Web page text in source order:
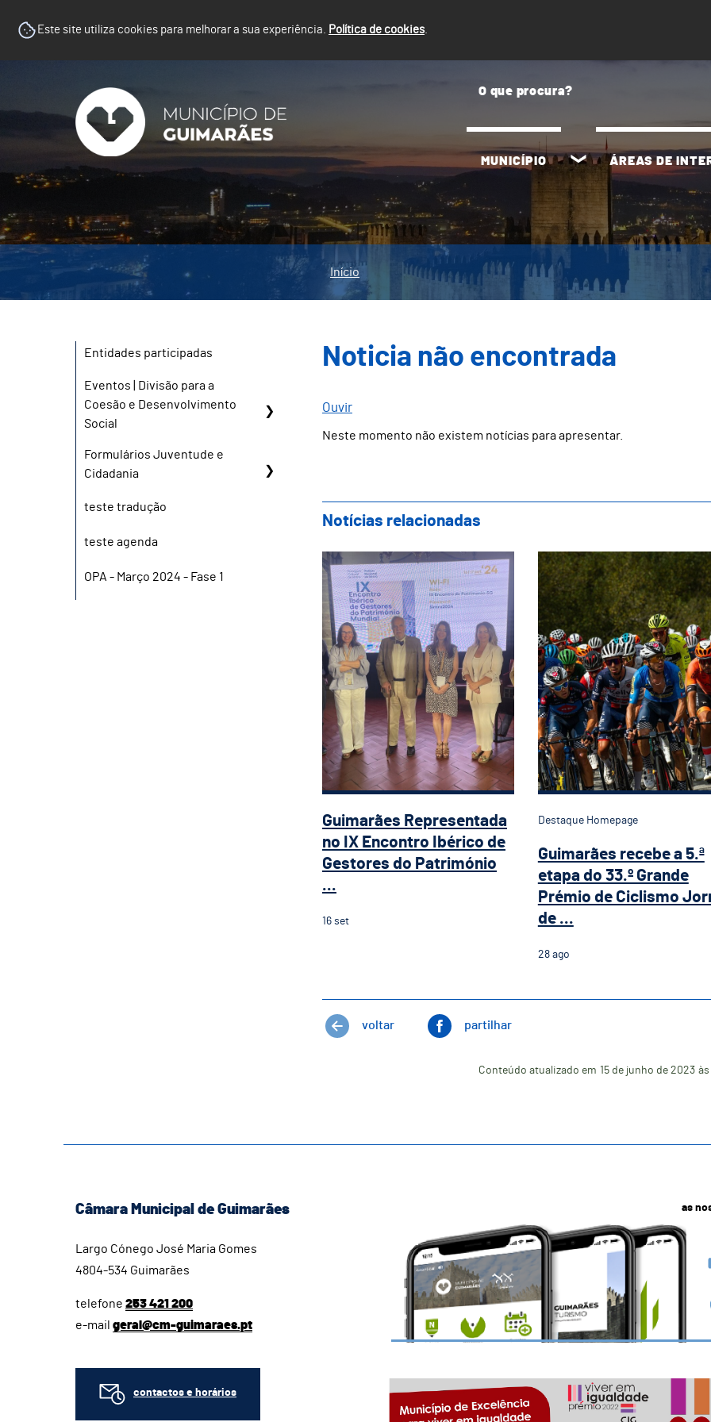
Este site utiliza cookies para melhorar a sua experiência. Política de cookies.
MUNICÍPIO ÁREAS DE
Início
Entidades participadas
Eventos | Divisão para a
Coesão e Desenvolvimento
Social
Formulários Juventude e
Cidadania
teste tradução
teste agenda
OPA - Março 2024 - Fase 1
Noticia não encontrada
Ouvir
Neste momento não existem notícias para apresentar.
Notícias relacionadas
Guimarães Representada no IX Encontro
Guimarães Representada
no IX Encontro Ibérico de
Gestores do Património
...
16 set
Guimarães recebe
Destaque Homepage
Guimarães recebe a 5.ª
etapa do 33.º Grande
Prémio de Ciclismo
de ...
28 ago
voltar partilhar
Conteúdo atualizado em 15 de junho de 2023 às
Câmara Municipal de Guimarães
Largo Cónego José Maria Gomes
4804-534 Guimarães
telefone 253 421 200
e-mail geral@cm-guimaraes.pt
contactos e horários
as